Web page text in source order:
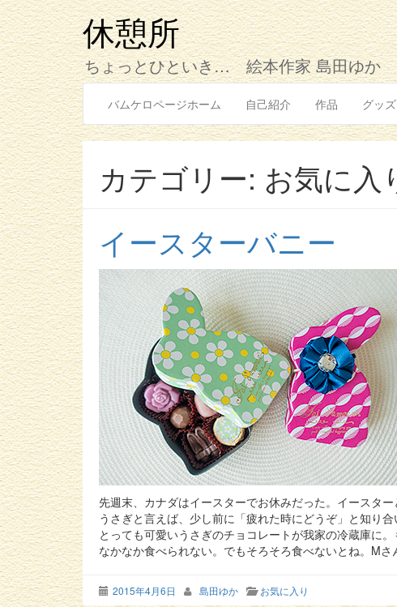
コ
ン
テ
ン
ツ
へ
ス
キ
ッ
プ
休憩所
ちょっとひといき… 絵本作家 島田ゆか
バムケロページホーム 自己紹介 作品 グッズ
カテゴリー: お気に入
イースターバニー
先週末、カナダはイースターでお休みだった。イースター
うさぎと言えば、少し前に「疲れた時にどうぞ」と知り
とっても可愛いうさぎのチョコレートが我家の冷蔵庫に
なかなか食べられない。でもそろそろ食べないとね。Mさ
2015年4月6日 島田ゆか お気に入り